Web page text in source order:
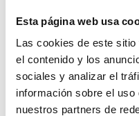
Esta página web usa
Las cookies de este
el contenido y los
sociales y analizar el
información sobre el
nuestros partners de